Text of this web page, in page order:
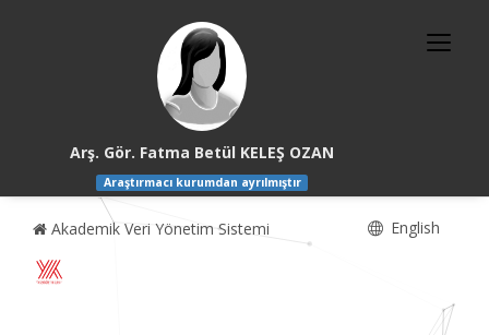
Arş. Gör. Fatma Betül KELEŞ OZAN
Araştırmacı kurumdan ayrılmıştır
Akademik Veri Yönetim Sistemi English